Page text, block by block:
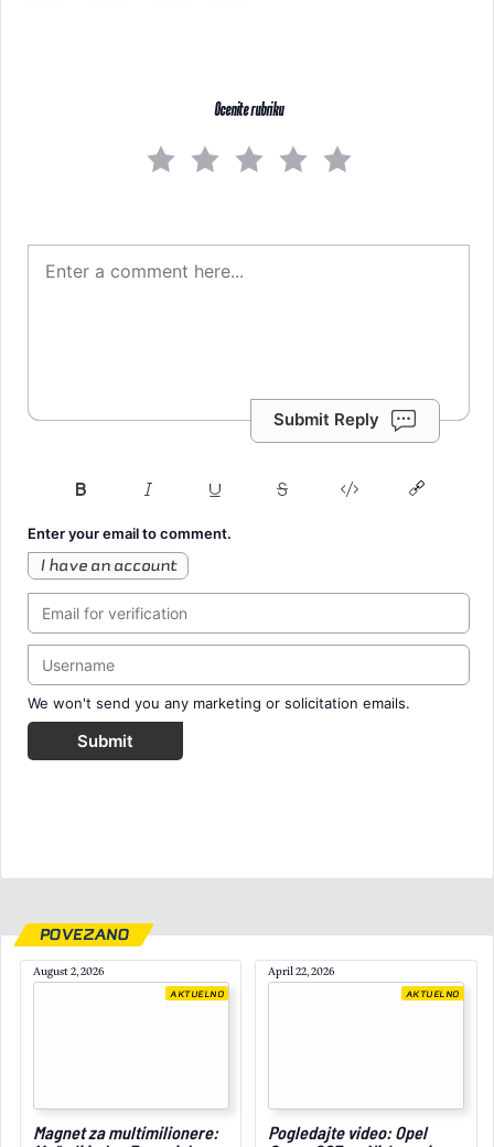
Ocenite rubriku
Submit Reply
Enter your email to comment.
I have an account
We won't send you any marketing or solicitation emails.
Submit
POVEZANO
August 2, 2026
Magnet za multimilionere:
AKTUELNO
April 22, 2026
Pogledajte video: Opel
AKTUELNO
May 24, 2025